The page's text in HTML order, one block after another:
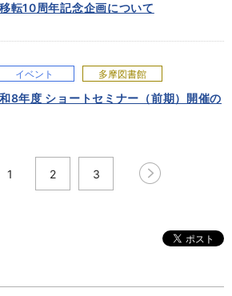
転10周年記念企画について
イベント 多摩図書館
8年度 ショートセミナー（前期）開催の
1 2 3